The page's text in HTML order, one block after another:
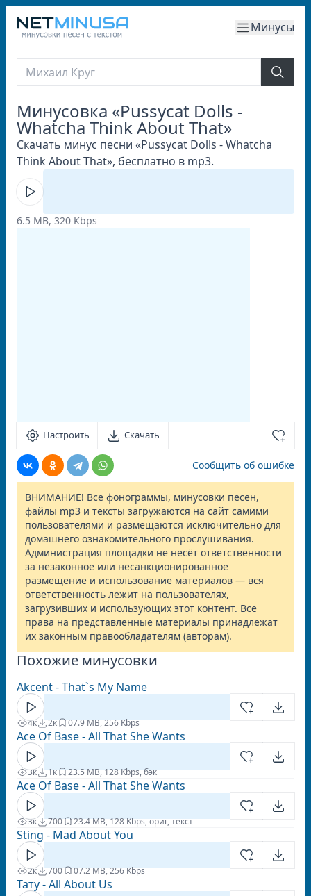
Минусы
Минусовка «Pussycat Dolls -
Whatcha Think About That»
Скачать минус песни «Pussycat Dolls - Whatcha
Think About That», бесплатно в mp3.
6.5 MB, 320 Kbps
Настроить Скачать
Сообщить об ошибке
ВНИМАНИЕ! Все фонограммы, минусовки песен,
файлы mp3 и тексты загружаются на сайт самими
пользователями и размещаются исключительно для
домашнего ознакомительного прослушивания.
Администрация площадки не несёт ответственности
за незаконное или несанкционированное
размещение и использование материалов — вся
ответственность лежит на пользователях,
загрузивших и использующих этот контент. Все
права на представленные материалы принадлежат
их законным правообладателям (авторам).
Похожие минусовки
Akcent - That`s My Name
4к 2к 07.9 MB, 256 Kbps
Ace Of Base - All That She Wants
3к 1к 23.5 MB, 128 Kbps, бэк
Ace Of Base - All That She Wants
3к 700 23.4 MB, 128 Kbps, ориг, текст
Sting - Mad About You
2к 700 07.2 MB, 256 Kbps
Тату - All About Us